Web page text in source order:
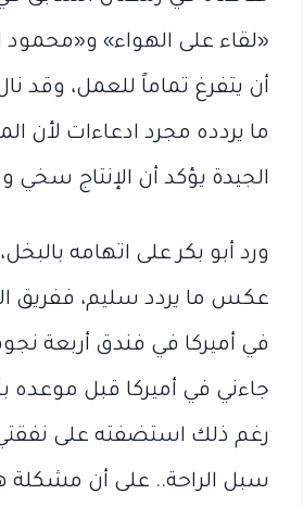
«لقاء على الهواء»
أن يتفرغ تماماً للعمل، وقد
ما يردده مجرد ادعاءات لأن
الجيدة يؤكد أن الإنتاج سخي
ورد أبو بكر على اتهامه
عكس ما يردد سليم، ففريق
في أميركا في فندق أربعة
جاءني في أميركا قبل موعده
رغم ذلك استضفته على
سبل الراحة.. على أن